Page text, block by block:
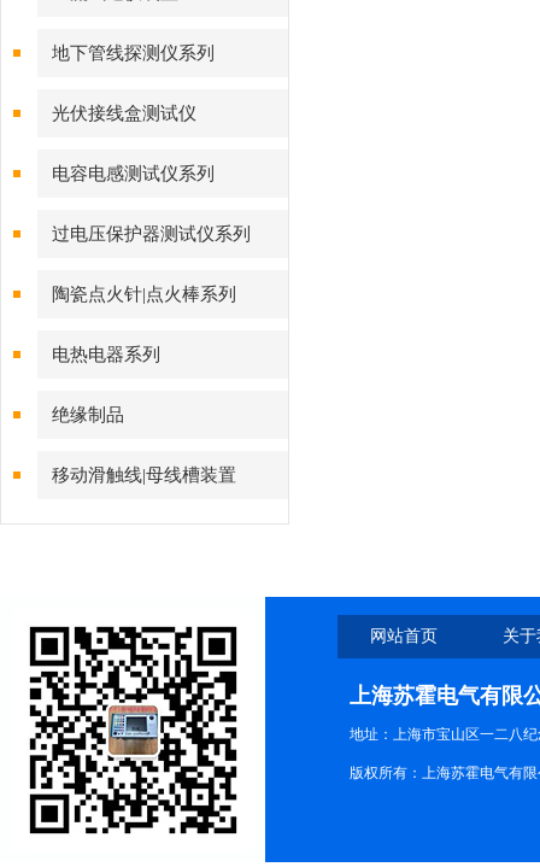
地下管线探测仪系列
光伏接线盒测试仪
电容电感测试仪系列
过电压保护器测试仪系列
陶瓷点火针|点火棒系列
电热电器系列
绝缘制品
移动滑触线|母线槽装置
网站首页 关
上海苏霍电气有限
地址：上海市宝山区一二八纪
版权所有：上海苏霍电气有